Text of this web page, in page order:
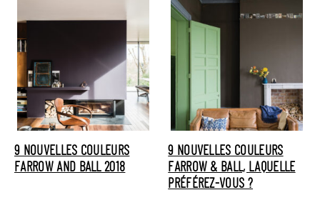
9 NOUVELLES COULEURS
FARROW AND BALL 2018
9 NOUVELLES COULEURS
FARROW & BALL, LAQUELLE
PRÉFÉREZ-VOUS ?